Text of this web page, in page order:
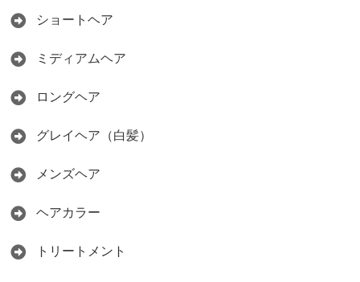
ショートヘア
ミディアムヘア
ロングヘア
グレイヘア（白髪）
メンズヘア
ヘアカラー
トリートメント